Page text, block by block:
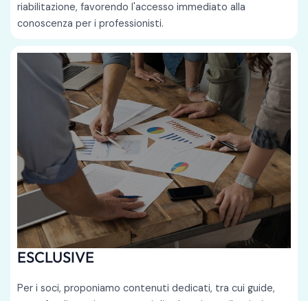
riabilitazione, favorendo l'accesso immediato alla
conoscenza per i professionisti.
ESCLUSIVE
Per i soci, proponiamo contenuti dedicati, tra cui guide,